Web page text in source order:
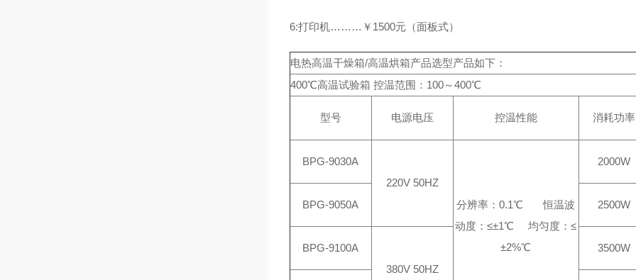
6:打印机………￥1500元（面板式）
电热高温干燥箱/高温烘箱产品选型产品如下：
400℃高温试验箱 控温范围：100～400℃
型号 电源电压 控温性能 消耗功率
BPG-9030A
220V 50HZ
分辨率：0.1℃ 恒温波
动度：≤±1℃ 均匀度：≤
±2%℃
2000W
BPG-9050A 2500W
BPG-9100A
380V 50HZ
3500W